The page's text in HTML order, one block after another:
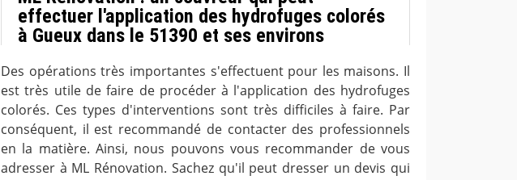
effectuer l'application des hydrofuges colorés
à Gueux dans le 51390 et ses environs
Des opérations très importantes s'effectuent pour les maisons. Il
est très utile de faire de procéder à l'application des hydrofuges
colorés. Ces types d'interventions sont très difficiles à faire. Par
conséquent, il est recommandé de contacter des professionnels
en la matière. Ainsi, nous pouvons vous recommander de vous
adresser à ML Rénovation. Sachez qu'il peut dresser un devis qui